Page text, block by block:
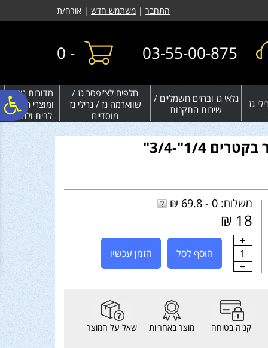
נגישות
אתר
המרכזיהתחבר | משתמש חדש | אורח/ת
03-55-00-875
-
0
גז
גלאי גז וברזים חשמליים /
שירות התקנות
חלפים לצ'יפסר גז /
שווארמה גז / גרילי גז
מוסדיים
מדורות גינה
ומוצרי חימום
לבית ולחצר
1/4"-3/4"
משלוח: 0 - 69.8 ₪
18 ₪
1 הוסף לסל הזמן עכשיו
קניה בטוחה מוצר באחריות שאל על המוצר